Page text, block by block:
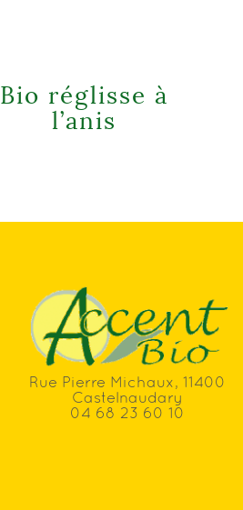
Bio réglisse à
l’anis
Rue Pierre Michaux, 11400
Castelnaudary
04 68 23 60 10